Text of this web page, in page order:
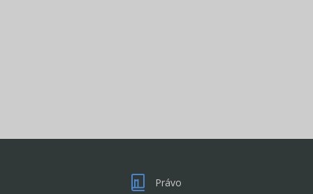
Právo